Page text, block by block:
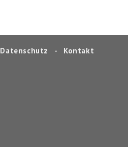
Datenschutz ‧ Kontakt